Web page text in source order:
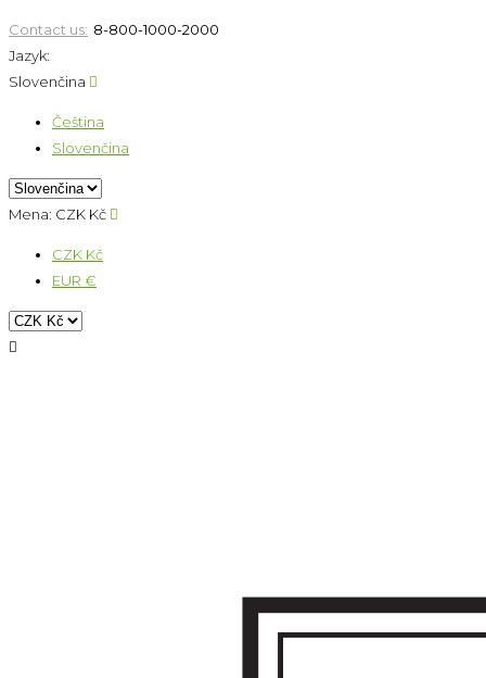
Contact us: 8-800-1000-2000
Jazyk:
Slovenčina 
Čeština
Slovenčina
Mena: CZK Kč 
CZK Kč
EUR €
